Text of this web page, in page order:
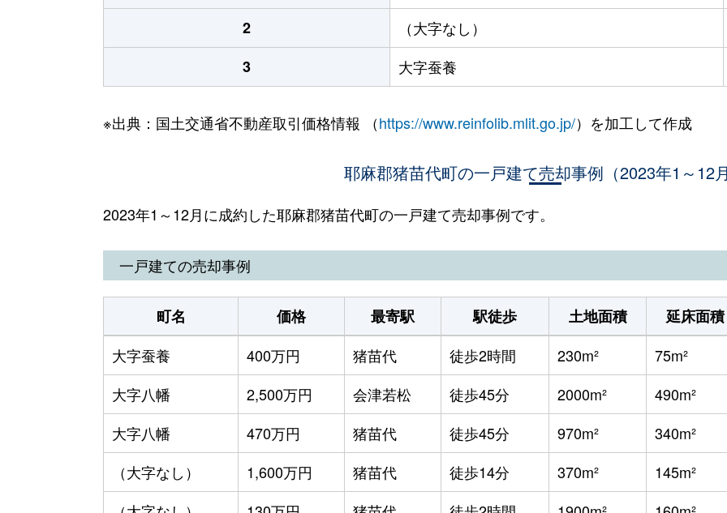
2
（大字なし）
3
大字蚕養
※出典：国土交通省不動産取引価格情報 （https://www.reinfolib.mlit.go.jp/）を加工して作成
耶麻郡猪苗代町の一戸建て売却事例（2023年1～12月
2023年1～12月に成約した耶麻郡猪苗代町の一戸建て売却事例です。
一戸建ての売却事例
町名 価格 最寄駅 駅徒歩 土地面積 延床面積
大字蚕養
400万円 猪苗代 徒歩2時間 230m² 75m²
大字八幡
2,500万円 会津若松 徒歩45分 2000m² 490m²
大字八幡
470万円 猪苗代 徒歩45分 970m² 340m²
（大字なし）
1,600万円 猪苗代 徒歩14分 370m² 145m²